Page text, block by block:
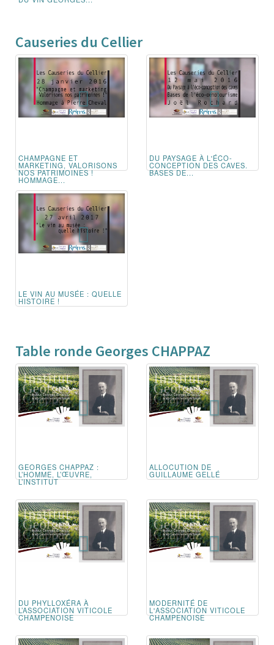
Causeries du Cellier
CHAMPAGNE ET
MARKETING, VALORISONS
NOS PATRIMOINES !
HOMMAGE...
DU PAYSAGE À L'ÉCO-
CONCEPTION DES CAVES.
BASES DE...
LE VIN AU MUSÉE : QUELLE
HISTOIRE !
Table ronde Georges CHAPPAZ
GEORGES CHAPPAZ :
L’HOMME, L’ŒUVRE,
L’INSTITUT
ALLOCUTION DE
GUILLAUME GELLÉ
DU PHYLLOXÉRA À
L’ASSOCIATION VITICOLE
CHAMPENOISE
MODERNITÉ DE
L'ASSOCIATION VITICOLE
CHAMPENOISE